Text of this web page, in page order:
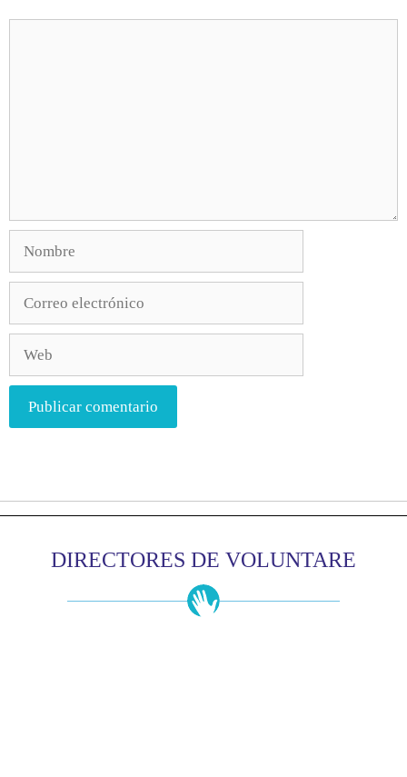
DIRECTORES DE VOLUNTARE